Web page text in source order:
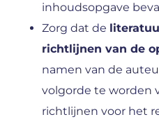
inhoudsopgave
Zorg dat de
richtlijnen van de
namen van de
volgorde te worden
richtlijnen voor het